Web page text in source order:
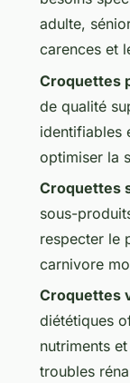
adulte,
carences et
Croquettes
de qualité
identifiables
optimiser la
Croquettes
sous-
respecter le
carnivore
Croquettes
diététiques
nutriments
troubles